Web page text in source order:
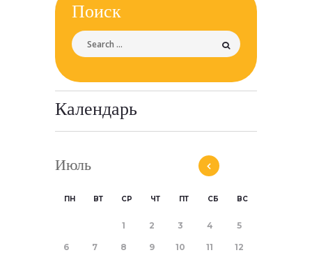
Поиск
Календарь
Июль
ПН ВТ СР ЧТ ПТ СБ ВС
1 2 3 4 5
6 7 8 9 10 11 12